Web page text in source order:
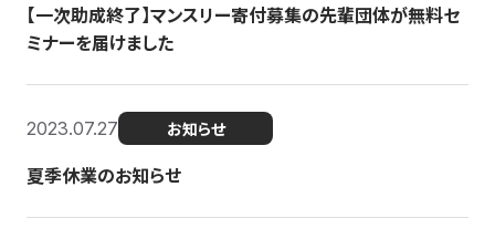
【一次助成終了】マンスリー寄付募集の先輩団体が無料セ
ミナーを届けました
2023.07.27 お知らせ
夏季休業のお知らせ